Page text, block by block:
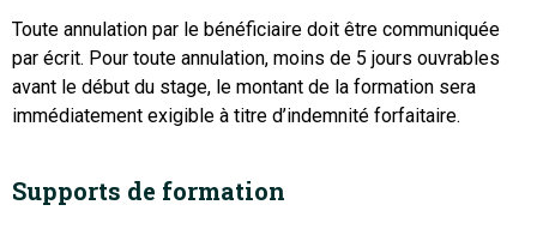
Toute annulation par le bénéficiaire doit être communiquée
par écrit. Pour toute annulation, moins de 5 jours ouvrables
avant le début du stage, le montant de la formation sera
immédiatement exigible à titre d’indemnité forfaitaire.
Supports de formation